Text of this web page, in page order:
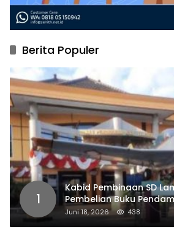
Berita Populer
1
Kabid Pembinaan SD
Pembelian Buku
Dipaksakan
Juni 18, 2026 438